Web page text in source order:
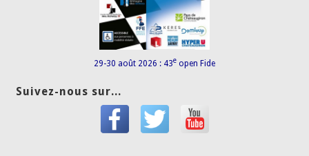
29-30 août 2026 : 43e open Fide
Suivez-nous sur...